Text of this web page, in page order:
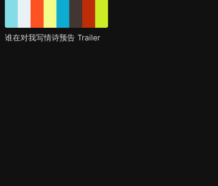
谁在对我写情诗预告 Trailer